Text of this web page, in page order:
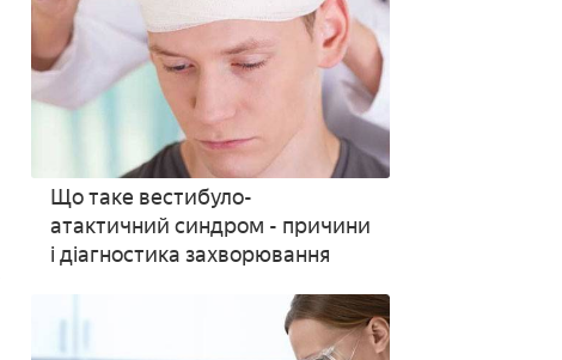
Що таке вестибуло-
атактичний синдром - причини
і діагностика захворювання